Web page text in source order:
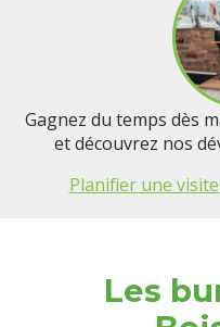
Gagnez du temps dès
et découvrez nos
Planifier une
Les